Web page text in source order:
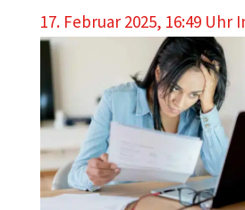
17. Februar 2025, 16:49 Uhr